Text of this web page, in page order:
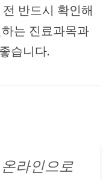
반드시 확인해
는 진료과목과
습니다.
라인으로